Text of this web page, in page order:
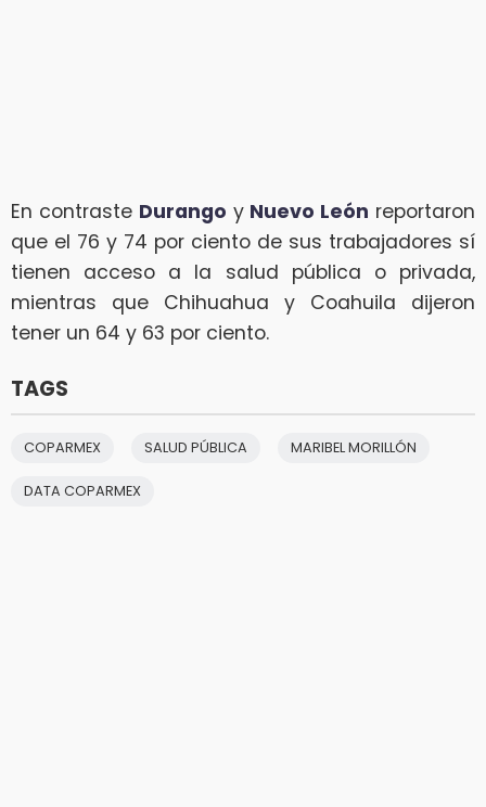
En contraste Durango y Nuevo León reportaron
que el 76 y 74 por ciento de sus trabajadores sí
tienen acceso a la salud pública o privada,
mientras que Chihuahua y Coahuila dijeron
tener un 64 y 63 por ciento.
TAGS
COPARMEX SALUD PÚBLICA MARIBEL MORILLÓN
DATA COPARMEX